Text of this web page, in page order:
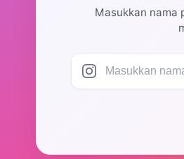
Masukkan nama